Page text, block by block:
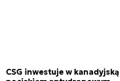
CSG inwestuje w